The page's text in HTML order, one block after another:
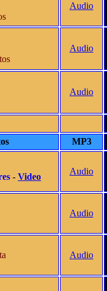
Audio
Audio
Audio
MP3
- Video
Audio
Audio
Audio